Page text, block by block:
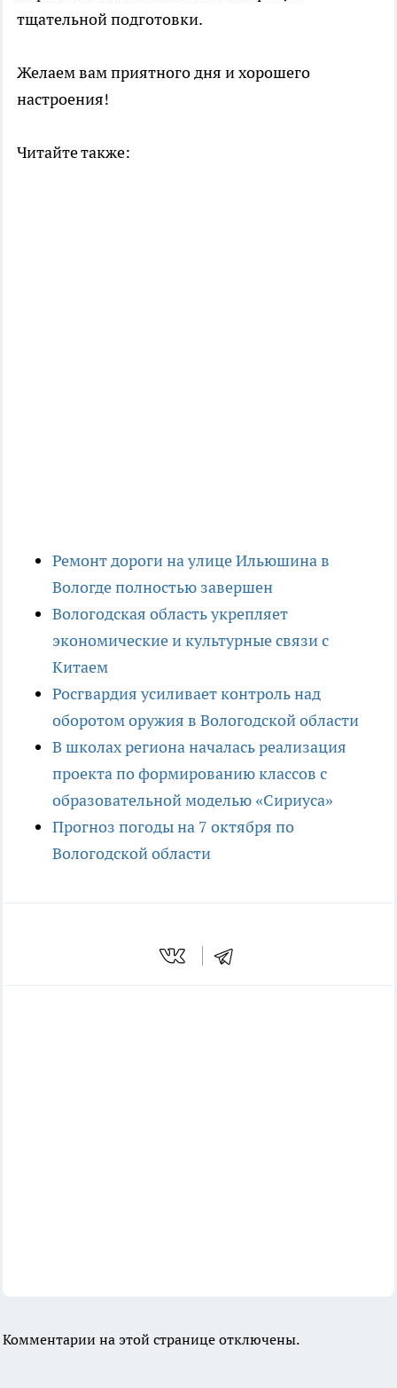
тщательной подготовки.
Желаем вам приятного дня и хорошего
настроения!
Читайте также:
Ремонт дороги на улице Ильюшина в
Вологде полностью завершен
Вологодская область укрепляет
экономические и культурные связи с
Китаем
Росгвардия усиливает контроль над
оборотом оружия в Вологодской области
В школах региона началась реализация
проекта по формированию классов с
образовательной моделью «Сириуса»
Прогноз погоды на 7 октября по
Вологодской области
Комментарии на этой странице отключены.